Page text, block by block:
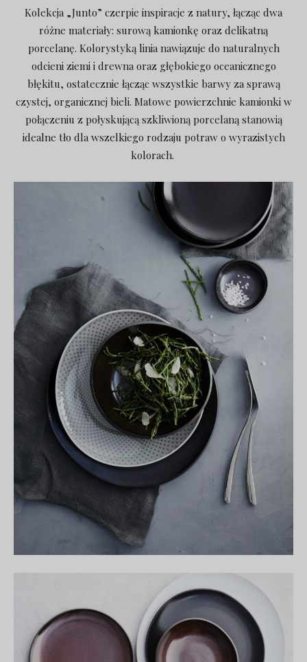
Kolekcja „Junto” czerpie inspiracje z natury, łącząc dwa
różne materiały: surową kamionkę oraz delikatną
porcelanę. Kolorystyką linia nawiązuje do naturalnych
odcieni ziemi i drewna oraz głębokiego oceanicznego
błękitu, ostatecznie łącząc wszystkie barwy za sprawą
czystej, organicznej bieli. Matowe powierzchnie kamionki w
połączeniu z połyskującą szkliwioną porcelaną stanowią
idealne tło dla wszelkiego rodzaju potraw o wyrazistych
kolorach.